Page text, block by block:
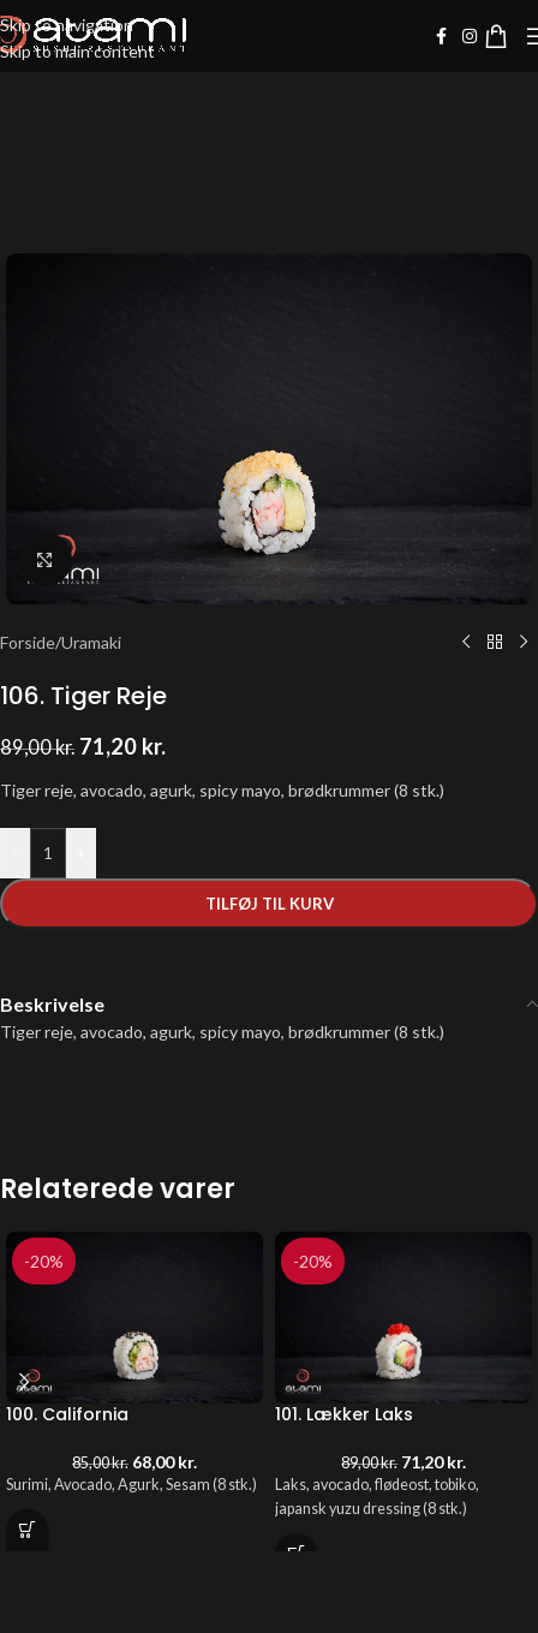
Skip to navigation
Skip to main content
Klik for at forstørre
Forside/Uramaki
106. Tiger Reje
89,00kr. 71,20 kr.
Tiger reje, avocado, agurk, spicy mayo, brødkrummer (8 stk.)
TILFØJ TIL KURV
Beskrivelse
Tiger reje, avocado, agurk, spicy mayo, brødkrummer (8 stk.)
Relaterede varer
-20%
100. California
85,00kr. 68,00kr.
Surimi, Avocado, Agurk, Sesam (8 stk.)
-20%
101. Lækker Laks
89,00kr. 71,20kr.
Laks, avocado, flødeost, tobiko,
japansk yuzu dressing (8 stk.)